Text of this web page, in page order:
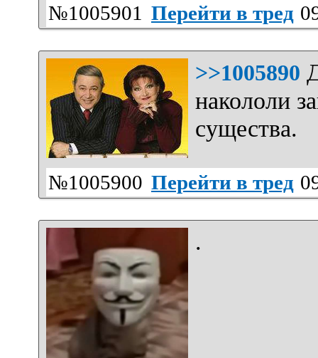
№1005901 Перейти в тред
>>1005890
накололи
существа.
№1005900 Перейти в тред
.